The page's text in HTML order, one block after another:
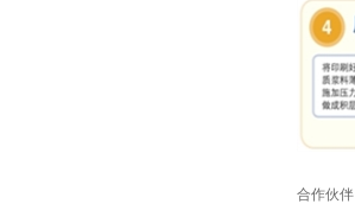
合作伙伴